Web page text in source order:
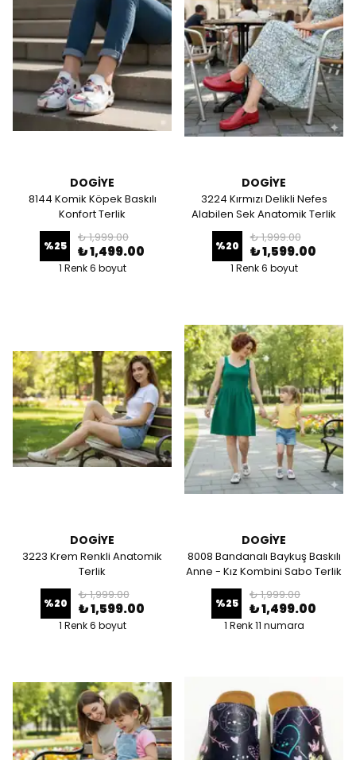
DOGİYE
8144 Komik Köpek Baskılı
Konfort Terlik
%25
₺ 1,999.00
₺ 1,499.00
1 Renk 6 boyut
DOGİYE
3224 Kırmızı Delikli Nefes
Alabilen Sek Anatomik Terlik
%20
₺ 1,999.00
₺ 1,599.00
1 Renk 6 boyut
DOGİYE
3223 Krem Renkli Anatomik
Terlik
%20
₺ 1,999.00
₺ 1,599.00
1 Renk 6 boyut
DOGİYE
8008 Bandanalı Baykuş Baskılı
Anne - Kız Kombini Sabo Terlik
%25
₺ 1,999.00
₺ 1,499.00
1 Renk 11 numara